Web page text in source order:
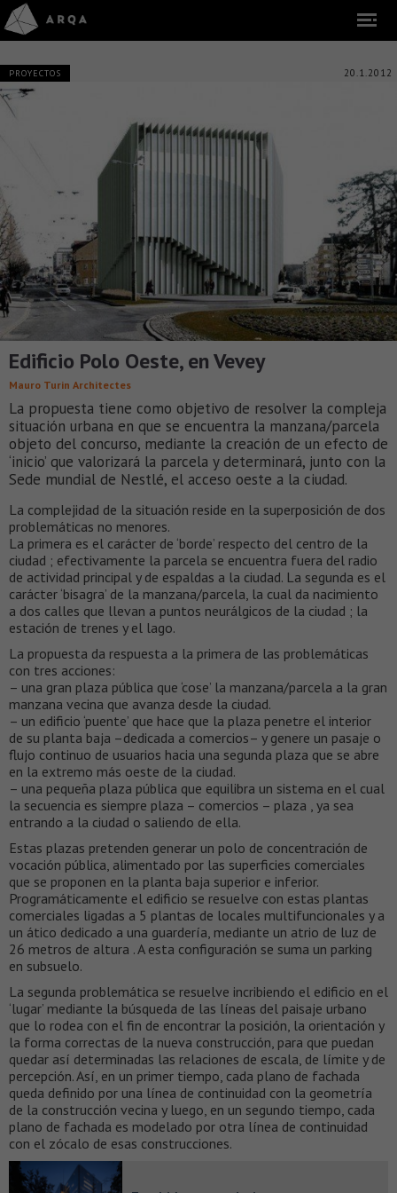
PROYECTOS 20.1.2012
Edificio Polo Oeste, en Vevey
Mauro Turin Architectes
La propuesta tiene como objetivo de resolver la compleja
situación urbana en que se encuentra la manzana/parcela
objeto del concurso, mediante la creación de un efecto de
‘inicio’ que valorizará la parcela y determinará, junto con la
Sede mundial de Nestlé, el acceso oeste a la ciudad.
La complejidad de la situación reside en la superposición de dos
problemáticas no menores.
La primera es el carácter de ‘borde’ respecto del centro de la
ciudad ; efectivamente la parcela se encuentra fuera del radio
de actividad principal y de espaldas a la ciudad. La segunda es el
carácter ‘bisagra’ de la manzana/parcela, la cual da nacimiento
a dos calles que llevan a puntos neurálgicos de la ciudad ; la
estación de trenes y el lago.
La propuesta da respuesta a la primera de las problemáticas
con tres acciones:
– una gran plaza pública que ‘cose’ la manzana/parcela a la gran
manzana vecina que avanza desde la ciudad.
– un edificio ‘puente’ que hace que la plaza penetre el interior
de su planta baja –dedicada a comercios– y genere un pasaje o
flujo continuo de usuarios hacia una segunda plaza que se abre
en la extremo más oeste de la ciudad.
– una pequeña plaza pública que equilibra un sistema en el cual
la secuencia es siempre plaza – comercios – plaza , ya sea
entrando a la ciudad o saliendo de ella.
Estas plazas pretenden generar un polo de concentración de
vocación pública, alimentado por las superficies comerciales
que se proponen en la planta baja superior e inferior.
Programáticamente el edificio se resuelve con estas plantas
comerciales ligadas a 5 plantas de locales multifuncionales y a
un ático dedicado a una guardería, mediante un atrio de luz de
26 metros de altura . A esta configuración se suma un parking
en subsuelo.
La segunda problemática se resuelve incribiendo el edificio en el
‘lugar’ mediante la búsqueda de las líneas del paisaje urbano
que lo rodea con el fin de encontrar la posición, la orientación y
la forma correctas de la nueva construcción, para que puedan
quedar así determinadas las relaciones de escala, de límite y de
percepción. Así, en un primer tiempo, cada plano de fachada
queda definido por una línea de continuidad con la geometría
de la construcción vecina y luego, en un segundo tiempo, cada
plano de fachada es modelado por otra línea de continuidad
con el zócalo de esas construcciones.